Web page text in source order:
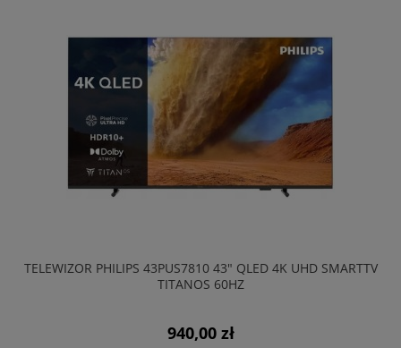
TELEWIZOR PHILIPS 43PUS7810 43" QLED 4K UHD SMARTTV
TITANOS 60HZ
940,00 zł